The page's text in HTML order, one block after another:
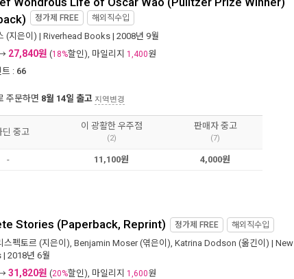
정가제 FREE 해외직수입
(지은이) | Riverhead Books | 2008년 9월
27,840원 (18%할인), 마일리지 1,400원
트 : 66
주문하면 8월 14일 출고 지역변경
딘 중고
이 광활한 우주점
(2)
판매자 중고
(7)
- 11,100원 4,000원
Stories (Paperback, Reprint) 정가제 FREE 해외직수입
스펙토르 (지은이), Benjamin Moser(엮은이), Katrina Dodson (옮긴이) | New
| 2018년 6월
31,820원 (20%할인), 마일리지 1,600원